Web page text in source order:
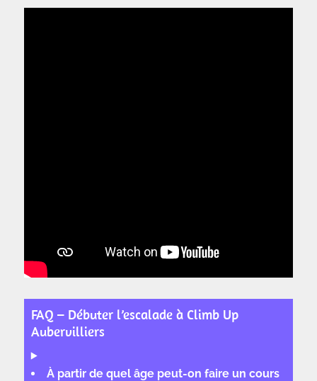
FAQ – Débuter l’escalade à Climb Up
Aubervilliers
À partir de quel âge peut-on faire un cours